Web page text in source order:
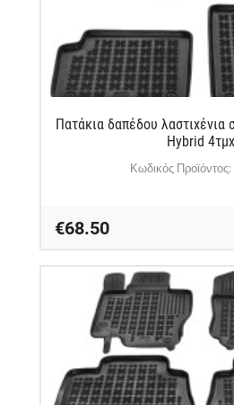
Πατάκια δαπέδου
Hybrid 4τμχ
Κωδικός
€68.50